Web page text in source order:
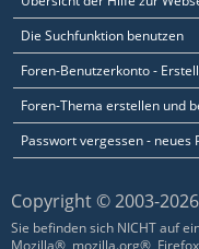
Die Suchfunktion benutzen
Foren-Benutzerkonto -
Foren-Thema erstellen und
Passwort vergessen - neues
Copyright © 2003-
Sie befinden sich NICHT auf